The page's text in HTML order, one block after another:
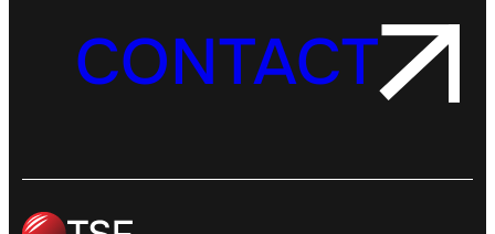
CONTACT